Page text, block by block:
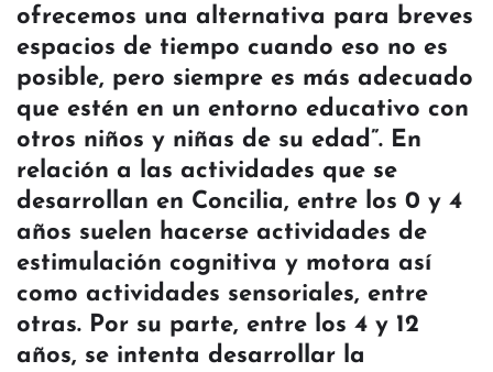
ofrecemos una alternativa para breves
espacios de tiempo cuando eso no es
posible, pero siempre es más adecuado
que estén en un entorno educativo con
otros niños y niñas de su edad”. En
relación a las actividades que se
desarrollan en Concilia, entre los 0 y 4
años suelen hacerse actividades de
estimulación cognitiva y motora así
como actividades sensoriales, entre
otras. Por su parte, entre los 4 y 12
años, se intenta desarrollar la